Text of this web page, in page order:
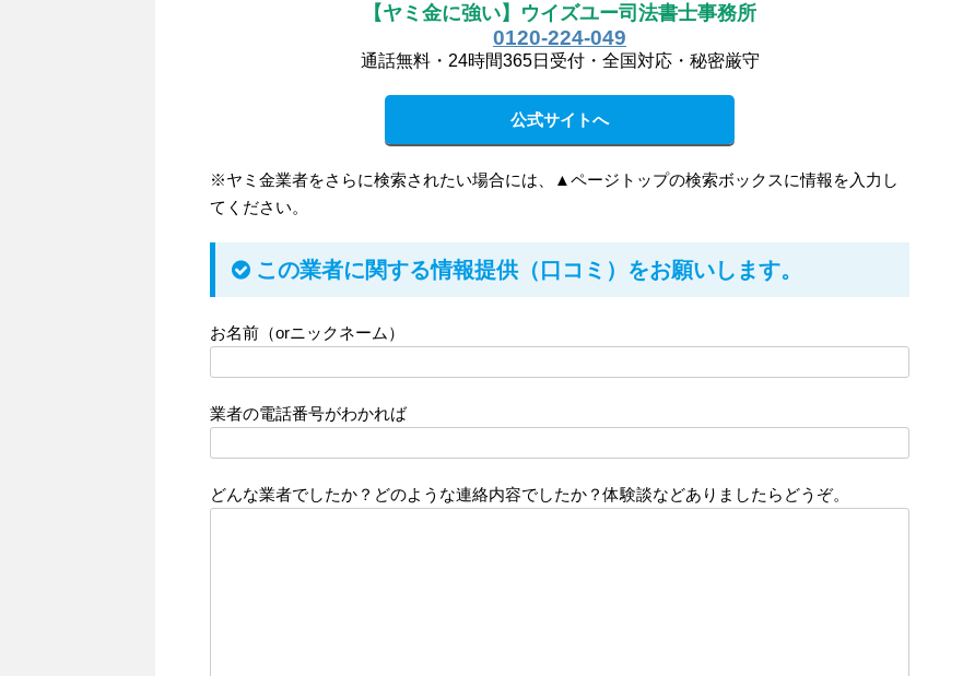
【ヤミ金に強い】ウイズユー司法書士事務所
0120-224-049
通話無料・24時間365日受付・全国対応・秘密厳守
公式サイトへ
※ヤミ金業者をさらに検索されたい場合には、▲ページトップの検索ボックスに情報を入力し
てください。
この業者に関する情報提供（口コミ）をお願いします。
お名前（orニックネーム）
業者の電話番号がわかれば
どんな業者でしたか？どのような連絡内容でしたか？体験談などありましたらどうぞ。